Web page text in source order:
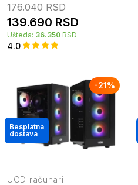
4.0
176.040RSD
139.690 RSD
Ušteda: 36.350 RSD
-21%
Besplatna
dostava
UGD računari